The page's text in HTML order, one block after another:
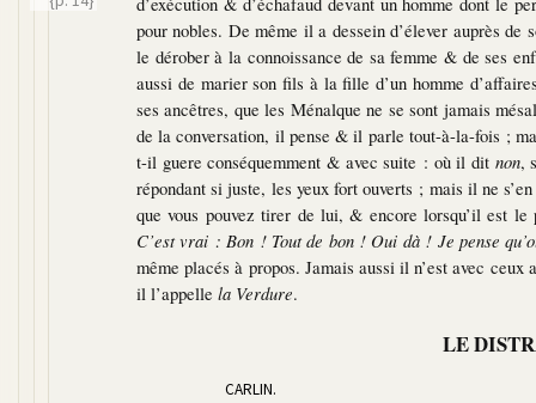
pour nobles. De même il a dessein d’élever auprès
le dérober à la connoissance de sa femme & de ses
aussi de marier son fils à la fille d’un homme
ses ancêtres, que les Ménalque ne se sont jamais
de la conversation, il pense & il parle tout-à-la-fois ;
t-il guere conséquemment & avec suite : où il dit non,
répondant si juste, les yeux fort ouverts ; mais il ne
que vous pouvez tirer de lui, & encore lorsqu’il est
C’est vrai : Bon ! Tout de bon ! Oui dà ! Je pense
même placés à propos. Jamais aussi il n’est avec
il l’appelle la Verdure.
LE
CARLIN.